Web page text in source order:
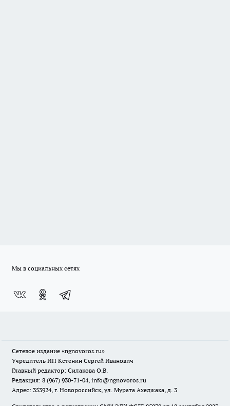
Мы в социальных сетях
Сетевое издание «ngnovoros.ru»
Учредитель ИП Кстенин Сергей Иванович
Главный редактор: Силакова О.В.
Редакция: 8 (967) 930-71-04, info@ngnovoros.ru
Адрес: 353924, г. Новороссийск, ул. Мурата Ахеджака, д. 3